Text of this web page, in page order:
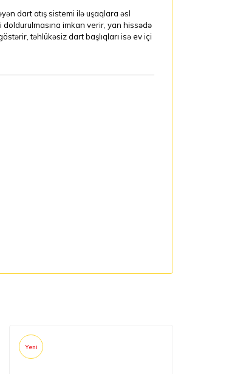
dart atış sistemi ilə uşaqlara əsl
imkan verir, yan hissədə
təhlükəsiz dart başlıqları isə ev içi
Yeni